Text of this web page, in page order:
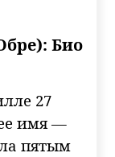
Био
27
имя —
пятым